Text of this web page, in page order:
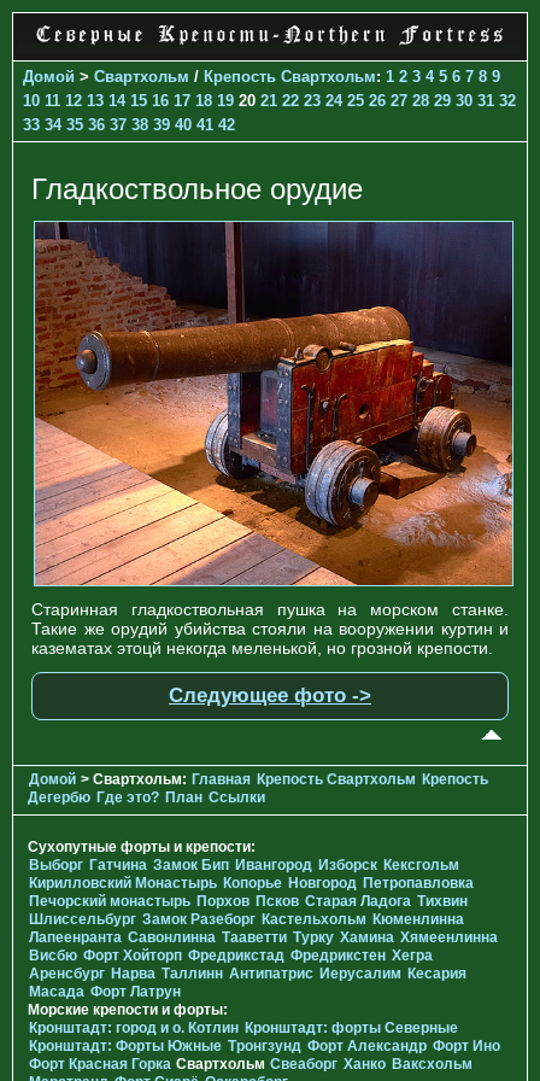
Домой > Свартхольм / Крепость Свартхольм: 1 2 3 4 5 6 7 8 9
10 11 12 13 14 15 16 17 18 19 20 21 22 23 24 25 26 27 28 29 30 31 32
33 34 35 36 37 38 39 40 41 42
Гладкоствольное орудие
Старинная гладкоствольная пушка на морском станке.
Такие же орудий убийства стояли на вооружении куртин и
казематах этоцй некогда меленькой, но грозной крепости.
Следующее фото ->
Домой > Свартхольм: Главная Крепость Свартхольм Крепость
Дегербю Где это? План Ссылки
Сухопутные форты и крепости:
Выборг Гатчина Замок Бип Ивангород Изборск Кексгольм
Кирилловский Монастырь Копорье Новгород Петропавловка
Печорcкий монастырь Порхов Псков Старая Ладога Тихвин
Шлиссельбург Замок Разеборг Кастельхольм Кюменлинна
Лапеенранта Савонлинна Тааветти Турку Хамина Хямеенлинна
Висбю Форт Хойторп Фредрикстад Фредрикстен Хегра
Аренсбург Нарва Таллинн Антипатрис Иерусалим Кесария
Масада Форт Латрун
Морские крепости и форты:
Кронштадт: город и о. Котлин Кронштадт: форты Северные
Кронштадт: Форты Южные Тронгзунд Форт Александр Форт Ино
Форт Красная Горка Свартхольм Свеаборг Ханко Ваксхольм